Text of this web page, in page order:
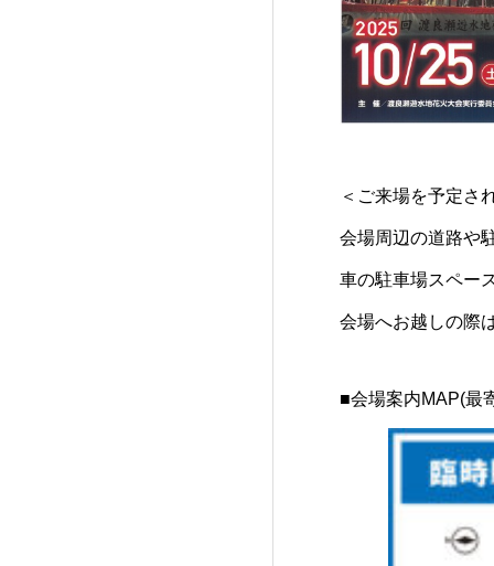
＜ご来場を予定さ
会場周辺の道路や
車の駐車場スペー
会場へお越しの際
■会場案内MAP(最